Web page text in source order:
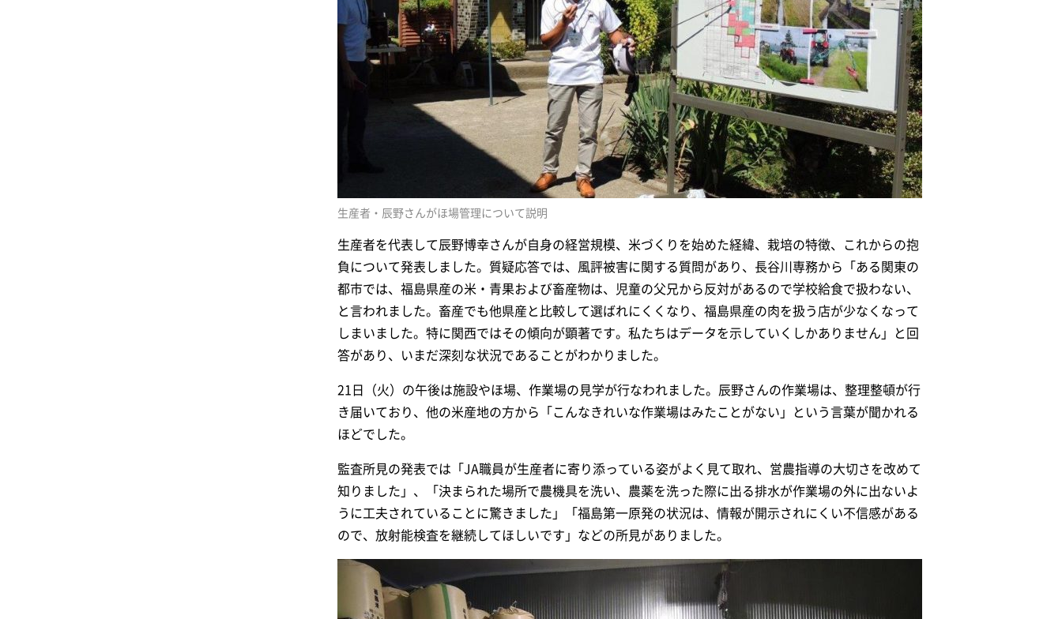
生産者・辰野さんがほ場管理について説明
生産者を代表して辰野博幸さんが自身の経営規模、米づくりを始めた経緯、栽培の特徴、これからの抱
負について発表しました。質疑応答では、風評被害に関する質問があり、長谷川専務から「ある関東の
都市では、福島県産の米・青果および畜産物は、児童の父兄から反対があるので学校給食で扱わない、
と言われました。畜産でも他県産と比較して選ばれにくくなり、福島県産の肉を扱う店が少なくなって
しまいました。特に関西ではその傾向が顕著です。私たちはデータを示していくしかありません」と回
答があり、いまだ深刻な状況であることがわかりました。
21日（火）の午後は施設やほ場、作業場の見学が行なわれました。辰野さんの作業場は、整理整頓が行
き届いており、他の米産地の方から「こんなきれいな作業場はみたことがない」という言葉が聞かれる
ほどでした。
監査所見の発表では「JA職員が生産者に寄り添っている姿がよく見て取れ、営農指導の大切さを改めて
知りました」、「決まられた場所で農機具を洗い、農薬を洗った際に出る排水が作業場の外に出ないよ
うに工夫されていることに驚きました」「福島第一原発の状況は、情報が開示されにくい不信感がある
ので、放射能検査を継続してほしいです」などの所見がありました。